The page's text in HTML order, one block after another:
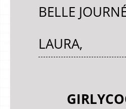
BELLE
LAURA,